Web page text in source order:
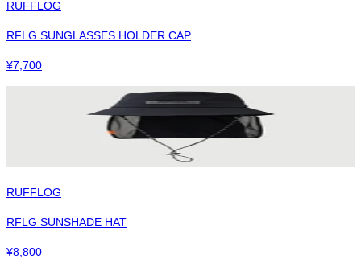
RUFFLOG
RFLG SUNGLASSES HOLDER CAP
¥7,700
RUFFLOG
RFLG SUNSHADE HAT
¥8,800